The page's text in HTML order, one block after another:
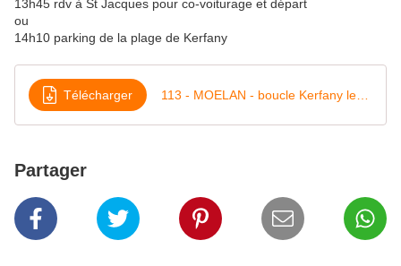
13h45 rdv à St Jacques pour co-voiturage et départ
ou
14h10 parking de la plage de Kerfany
Télécharger
Partager